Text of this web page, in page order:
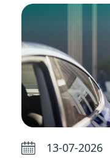
13-07-2026